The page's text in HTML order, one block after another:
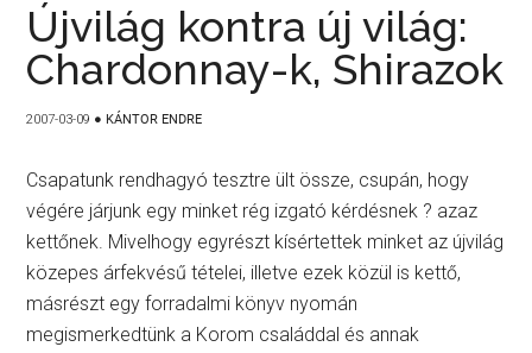
Újvilág kontra új világ:
Chardonnay-k, Shirazok
2007-03-09 ● KÁNTOR ENDRE
Csapatunk rendhagyó tesztre ült össze, csupán, hogy
végére járjunk egy minket rég izgató kérdésnek ? azaz
kettőnek. Mivelhogy egyrészt kísértettek minket az újvilág
közepes árfekvésű tételei, illetve ezek közül is kettő,
másrészt egy forradalmi könyv nyomán
megismerkedtünk a Korom családdal és annak